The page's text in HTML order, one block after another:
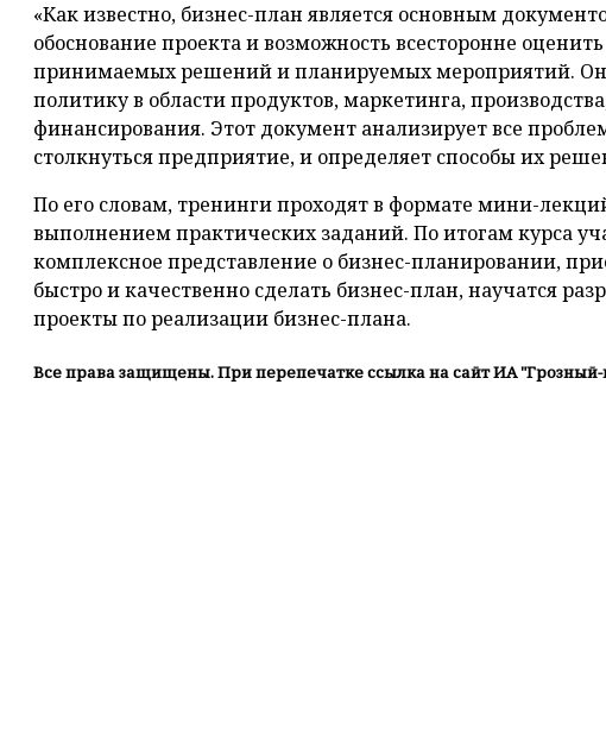
«Как известно, бизнес-план является основным
обоснование проекта и возможность всесторонне
принимаемых решений и планируемых мероприятий. Он
политику в области продуктов, маркетинга,
финансирования. Этот документ анализирует все
столкнуться предприятие, и определяет способы их
По его словам, тренинги проходят в формате мини-
выполнением практических заданий. По итогам курса
комплексное представление о бизнес-планировании,
быстро и качественно сделать бизнес-план, научатся
проекты по реализации бизнес-плана.
Все права защищены. При перепечатке ссылка на сайт ИА